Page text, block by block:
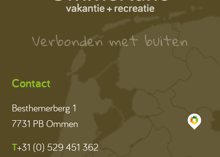
Verbonden met buiten
Contact
Besthemerberg 1
7731 PB Ommen
T+31 (0) 529 451 362